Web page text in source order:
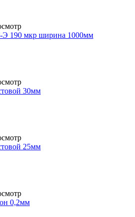
190 мкр ширина 1000мм
30мм
25мм
0,2мм